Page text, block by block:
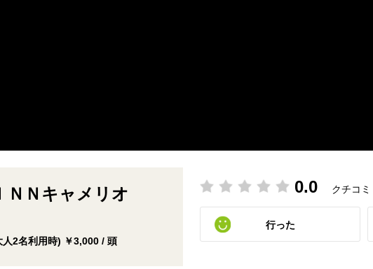
ＮＮキャメリオ
2名利用時) ￥3,000 / 頭
0.0 クチコミ
行った